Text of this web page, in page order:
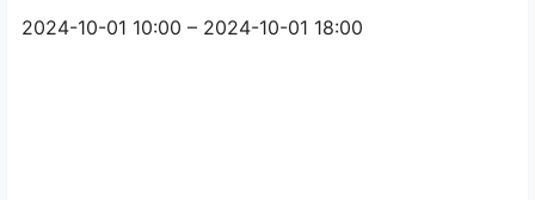
2024-10-01 10:00 – 2024-10-01 18:00